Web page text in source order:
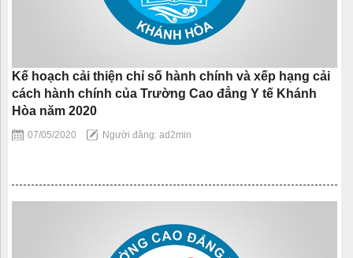
Kế hoạch cải thiện chỉ số hành chính và xếp hạng cải
cách hành chính của Trường Cao đẳng Y tế Khánh
Hòa năm 2020
07/05/2020 Người đăng: ad2min